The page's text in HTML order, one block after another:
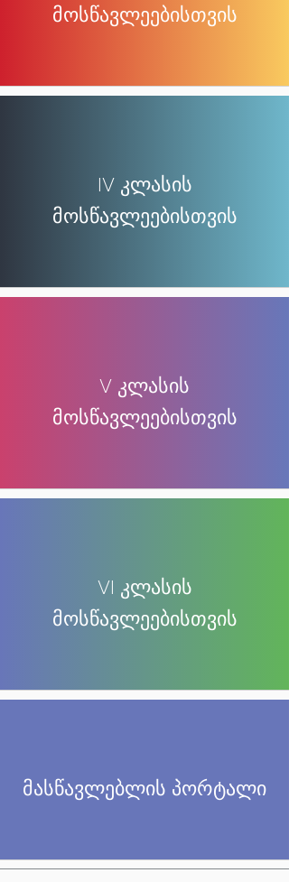
მოსწავლეებისთვის
IV კლასის
მოსწავლეებისთვის
V კლასის
მოსწავლეებისთვის
VI კლასის
მოსწავლეებისთვის
მასწავლებლის პორტალი